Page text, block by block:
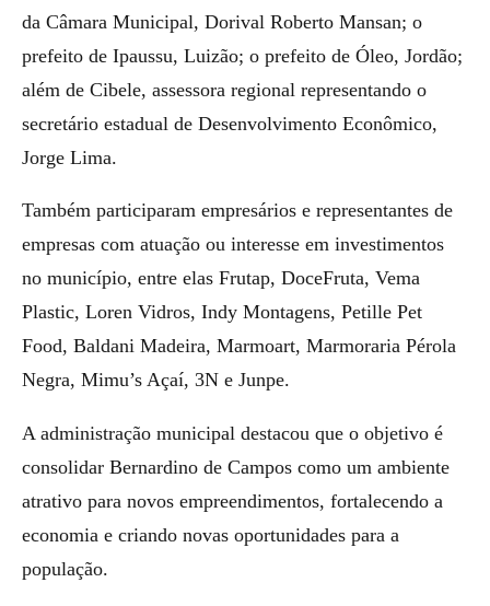
da Câmara Municipal, Dorival Roberto Mansan; o
prefeito de Ipaussu, Luizão; o prefeito de Óleo, Jordão;
além de Cibele, assessora regional representando o
secretário estadual de Desenvolvimento Econômico,
Jorge Lima.
Também participaram empresários e representantes de
empresas com atuação ou interesse em investimentos
no município, entre elas Frutap, DoceFruta, Vema
Plastic, Loren Vidros, Indy Montagens, Petille Pet
Food, Baldani Madeira, Marmoart, Marmoraria Pérola
Negra, Mimu’s Açaí, 3N e Junpe.
A administração municipal destacou que o objetivo é
consolidar Bernardino de Campos como um ambiente
atrativo para novos empreendimentos, fortalecendo a
economia e criando novas oportunidades para a
população.